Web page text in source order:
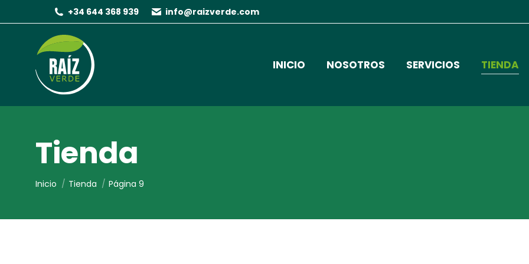
+34 644 368 939 info@raizverde.com
INICIO NOSOTROS SERVICIOS TIENDA
Tienda
Estás aquí:
Inicio Tienda Página 9